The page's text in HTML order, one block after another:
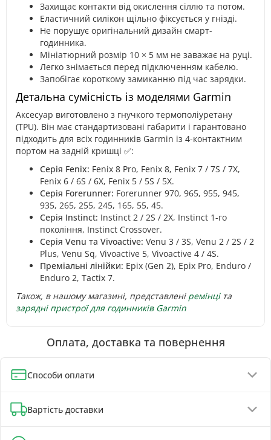
Захищає контакти від окислення сіллю та потом.
Еластичний силікон щільно фіксується у гнізді.
Не порушує оригінальний дизайн смарт-
годинника.
Мініатюрний розмір 10 × 5 мм не заважає на руці.
Легко знімається перед підключенням кабелю.
Запобігає короткому замиканню під час зарядки.
Детальна сумісність із моделями Garmin
Аксесуар виготовлено з гнучкого термополіуретану
(TPU). Він має стандартизовані габарити і гарантовано
підходить для всіх годинників Garmin із 4-контактним
портом на задній кришці ✅:
Серія Fenix: Fenix 8 Pro, Fenix 8, Fenix 7 / 7S / 7X,
Fenix 6 / 6S / 6X, Fenix 5 / 5S / 5X.
Серія Forerunner: Forerunner 970, 965, 955, 945,
935, 265, 255, 245, 165, 55, 45.
Серія Instinct: Instinct 2 / 2S / 2X, Instinct 1-го
покоління, Instinct Crossover.
Серія Venu та Vivoactive: Venu 3 / 3S, Venu 2 / 2S / 2
Plus, Venu Sq, Vivoactive 5, Vivoactive 4 / 4S.
Преміальні лінійки: Epix (Gen 2), Epix Pro, Enduro /
Enduro 2, Tactix 7.
Також, в нашому магазині, представлені ремінціта
зарядні пристрої для годинників Garmin
Оплата, доставка та повернення
Способи оплати
Оплата при отриманні (до 130 грн - повна передплата)
Онлайн-оплата карткою, GPay, ApplePay
Вартість доставки
Відділення Укрпошти - від 60 грн